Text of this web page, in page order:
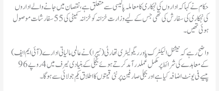
حکام نے کہا کہ اداروں کی نجکاری کا معاملہ پالیسی سے متعلق ہے ، نقصان میں جانے والے اداروں
کی نجکاری کی سفارش کی تھی جس کے لیے وزارت خزانہ کو خزانہ کمیٹی کی 55 سفارشات موصول
ہوئی تھیں۔
واضح رہے کہ نیشنل الیکٹرک پاور ریگولیٹری تھارٹی (نیپرا) نے عالمی مالیاتی ادارے ( آئی ایم ایف )
کے معاہدے کی شرائط پر مکمل عملدر آمد کرتے ہوئے بجلی کے بنیادی ٹیرف میں 4 روپے 96
پیسے فی یونٹ اضافہ کیا ہے اور بجلی صارفین پر نئی قیمتوں کا اطلاق یکم جولائی سے ہوگا۔